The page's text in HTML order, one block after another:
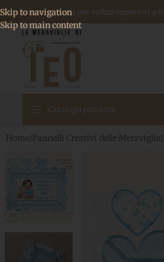
Skip to navigation
Skip to main content
Spedizione gratuita per ordini superiori a
Home/Pannelli Creativi delle Meraviglie/